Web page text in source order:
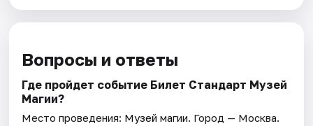
Вопросы и ответы
Где пройдет событие Билет Стандарт Музей
Магии?
Место проведения: Музей магии. Город — Москва.